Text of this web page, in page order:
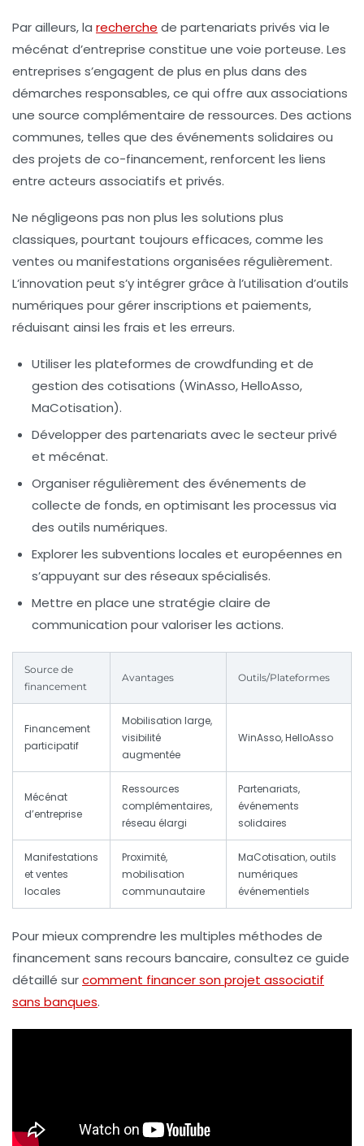
Par ailleurs, la recherche de partenariats privés via le
mécénat d’entreprise constitue une voie porteuse. Les
entreprises s’engagent de plus en plus dans des
démarches responsables, ce qui offre aux associations
une source complémentaire de ressources. Des actions
communes, telles que des événements solidaires ou
des projets de co-financement, renforcent les liens
entre acteurs associatifs et privés.
Ne négligeons pas non plus les solutions plus
classiques, pourtant toujours efficaces, comme les
ventes ou manifestations organisées régulièrement.
L’innovation peut s’y intégrer grâce à l’utilisation d’outils
numériques pour gérer inscriptions et paiements,
réduisant ainsi les frais et les erreurs.
Utiliser les plateformes de crowdfunding et de
gestion des cotisations (WinAsso, HelloAsso,
MaCotisation).
Développer des partenariats avec le secteur privé
et mécénat.
Organiser régulièrement des événements de
collecte de fonds, en optimisant les processus via
des outils numériques.
Explorer les subventions locales et européennes en
s’appuyant sur des réseaux spécialisés.
Mettre en place une stratégie claire de
communication pour valoriser les actions.
Source de
financement
Avantages Outils/Plateformes
Financement
participatif
Mobilisation large,
visibilité
augmentée
WinAsso, HelloAsso
Mécénat
d’entreprise
Ressources
complémentaires,
réseau élargi
Partenariats,
événements
solidaires
Manifestations
et ventes
locales
Proximité,
mobilisation
communautaire
MaCotisation, outils
numériques
événementiels
Pour mieux comprendre les multiples méthodes de
financement sans recours bancaire, consultez ce guide
détaillé surcomment financer son projet associatif
sans banques.